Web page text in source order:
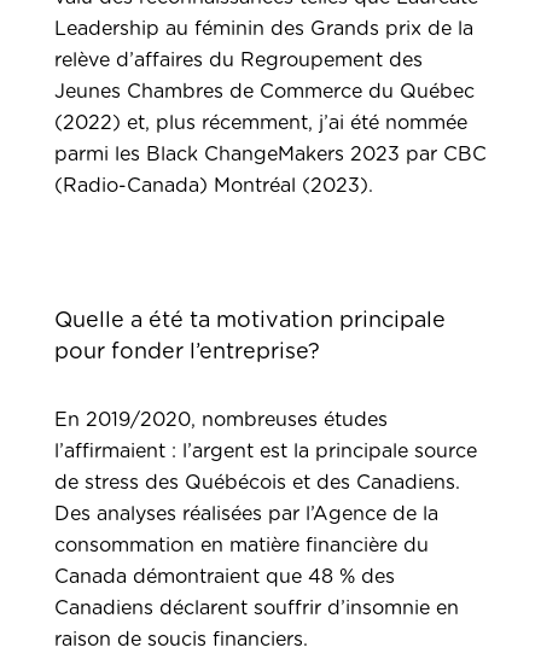
Leadership au féminin des Grands prix de la
relève d’affaires du Regroupement des
Jeunes Chambres de Commerce du Québec
(2022) et, plus récemment, j’ai été nommée
parmi les Black ChangeMakers 2023 par CBC
(Radio-Canada) Montréal (2023).
Quelle a été ta motivation principale
pour fonder l’entreprise?
En 2019/2020, nombreuses études
l’affirmaient : l’argent est la principale source
de stress des Québécois et des Canadiens.
Des analyses réalisées par l’Agence de la
consommation en matière financière du
Canada démontraient que 48 % des
Canadiens déclarent souffrir d’insomnie en
raison de soucis financiers.